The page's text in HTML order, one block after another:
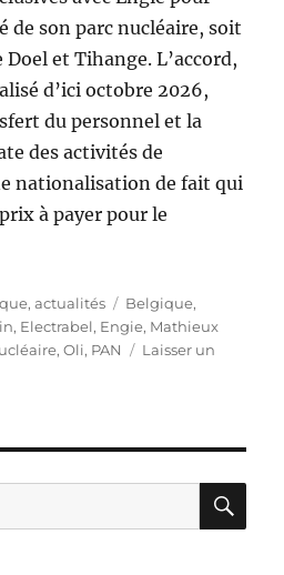
de son parc nucléaire, soit
et Tihange. L’accord,
d’ici octobre 2026,
du personnel et la
des activités de
nationalisation de fait qui
à payer pour le
actualités Étiquettes
Belgique,
, Electrabel, Engie, Mathieux
,Oli, PAN
Laisser un